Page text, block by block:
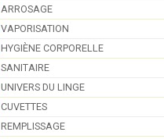
ARROSAGE
VAPORISATION
HYGIÈNE CORPORELLE
SANITAIRE
UNIVERS DU LINGE
CUVETTES
REMPLISSAGE